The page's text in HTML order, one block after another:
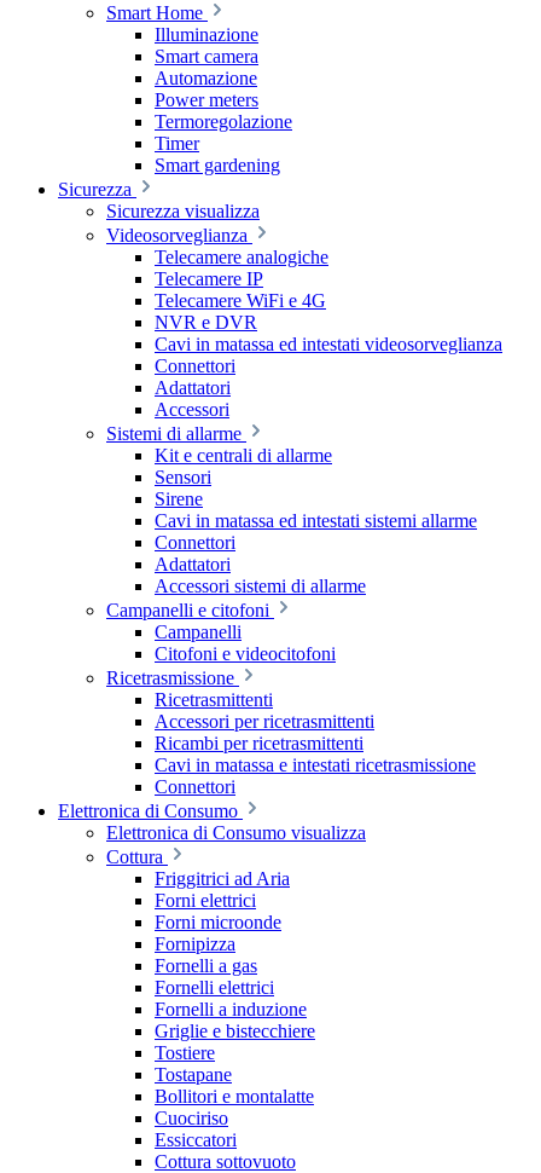
Smart Home
Illuminazione
Smart camera
Automazione
Power meters
Termoregolazione
Timer
Smart gardening
Sicurezza
Sicurezza visualizza
Videosorveglianza
Telecamere analogiche
Telecamere IP
Telecamere WiFi e 4G
NVR e DVR
Cavi in matassa ed intestati videosorveglianza
Connettori
Adattatori
Accessori
Sistemi di allarme
Kit e centrali di allarme
Sensori
Sirene
Cavi in matassa ed intestati sistemi allarme
Connettori
Adattatori
Accessori sistemi di allarme
Campanelli e citofoni
Campanelli
Citofoni e videocitofoni
Ricetrasmissione
Ricetrasmittenti
Accessori per ricetrasmittenti
Ricambi per ricetrasmittenti
Cavi in matassa e intestati ricetrasmissione
Connettori
Elettronica di Consumo
Elettronica di Consumo visualizza
Cottura
Friggitrici ad Aria
Forni elettrici
Forni microonde
Fornipizza
Fornelli a gas
Fornelli elettrici
Fornelli a induzione
Griglie e bistecchiere
Tostiere
Tostapane
Bollitori e montalatte
Cuociriso
Essiccatori
Cottura sottovuoto